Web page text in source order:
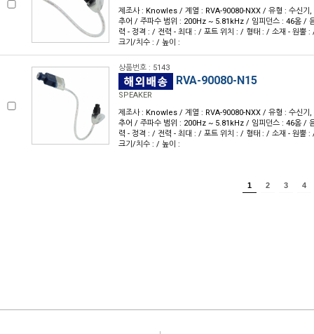
제조사 : Knowles / 계열 : RVA-90080-NXX / 유형 : 수신기,
추어 / 주파수 범위 : 200Hz ~ 5.81kHz / 임피던스 : 46옴 /
력 - 정격 : / 전력 - 최대 : / 포트 위치 : / 형태 : / 소재 - 원뿔
크기/치수 : / 높이 :
상품번호 : 5143
RVA-90080-N15
SPEAKER
제조사 : Knowles / 계열 : RVA-90080-NXX / 유형 : 수신기,
추어 / 주파수 범위 : 200Hz ~ 5.81kHz / 임피던스 : 46옴 /
력 - 정격 : / 전력 - 최대 : / 포트 위치 : / 형태 : / 소재 - 원뿔
크기/치수 : / 높이 :
1 2 3 4